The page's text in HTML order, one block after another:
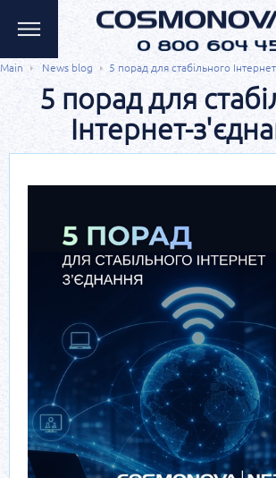
Main News blog 5 порад для стабільного
5 порад для
Інтернет-